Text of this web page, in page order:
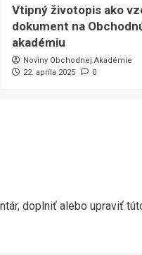
Vtipný životopis ako
dokument na
akadémiu
Noviny Obchodnej Akadémie
22. apríla 2025
0
doplniť alebo upraviť